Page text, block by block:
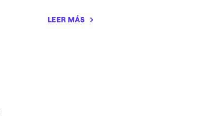
LEER MÁS